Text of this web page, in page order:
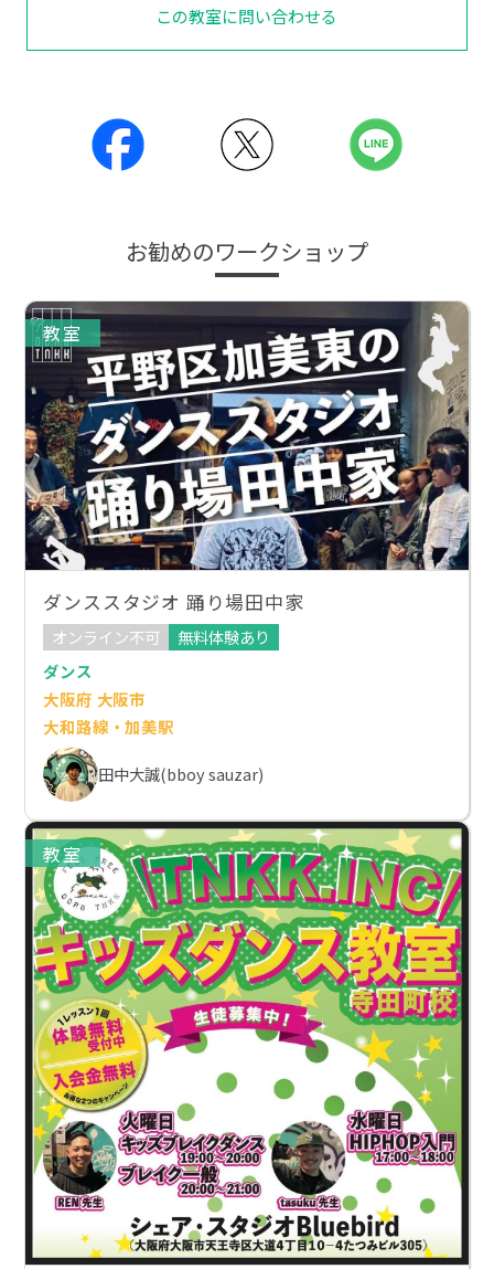
この教室に問い合わせる
お勧めのワークショップ
教室
ダンススタジオ 踊り場田中家
オンライン不可
無料体験あり
ダンス
大阪府 大阪市
大和路線・加美駅
田中大誠(bboy sauzar)
教室